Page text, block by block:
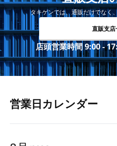
タキゲンでは、通販だけでなく
直販支店
店頭営業時間 9:00 -
営業⽇カレンダー